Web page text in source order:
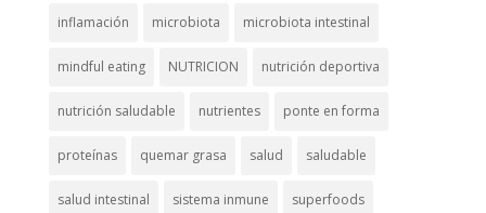
inflamación microbiota microbiota intestinal
mindful eating NUTRICION nutrición deportiva
nutrición saludable nutrientes ponte en forma
proteínas quemar grasa salud saludable
salud intestinal sistema inmune superfoods